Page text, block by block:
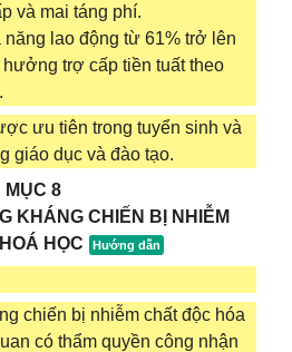
và mai táng phí.
năng lao động từ 61% trở lên
trợ cấp tiền tuất theo
ưu tiên trong tuyển sinh và
giáo dục và đào tạo.
MỤC 8
KHÁNG CHIẾN BỊ NHIỄM
HỌC
chiến bị nhiễm chất độc hóa
có thẩm quyền công nhận